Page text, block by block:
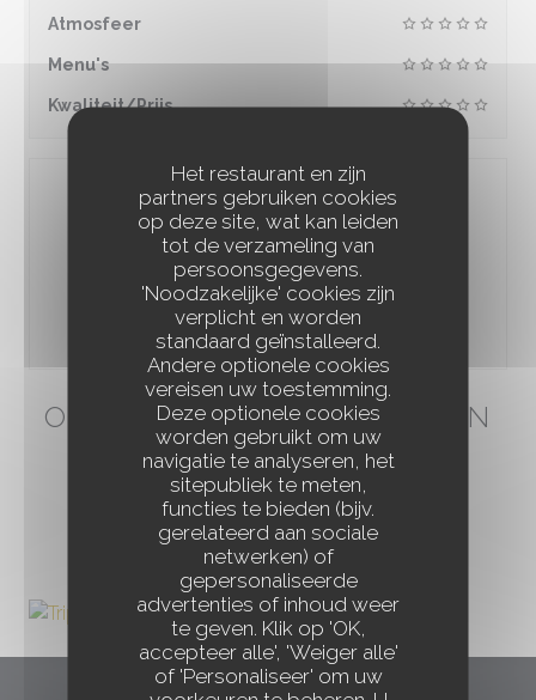
Het restaurant en zijn
partners gebruiken cookies
op deze site, wat kan leiden
tot de verzameling van
persoonsgegevens.
'Noodzakelijke' cookies zijn
verplicht en worden
standaard geïnstalleerd.
Andere optionele cookies
vereisen uw toestemming.
Deze optionele cookies
worden gebruikt om uw
navigatie te analyseren, het
sitepubliek te meten,
functies te bieden (bijv.
gerelateerd aan sociale
netwerken) of
gepersonaliseerde
advertenties of inhoud weer
te geven. Klik op 'OK,
accepteer alle', 'Weiger alle'
of 'Personaliseer' om uw
ONZE GASTBEOORDELINGEN
1
Atmosfeer
Menu's
Kwaliteit/Prijs
100% gecertificeerde beoordelingen
Onze klanten hebben na hun reservering een
beoordeling gegeven